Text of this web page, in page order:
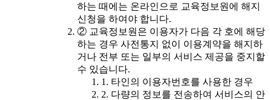
하는 때에는 온라인으로 교육정보원에 해지
신청을 하여야 합니다.
② 교육정보원은 이용자가 다음 각 호에 해당
하는 경우 사전통지 없이 이용계약을 해지하
거나 전부 또는 일부의 서비스 제공을 중지할
수 있습니다.
1. 타인의 이용자번호를 사용한 경우
2. 다량의 정보를 전송하여 서비스의 안